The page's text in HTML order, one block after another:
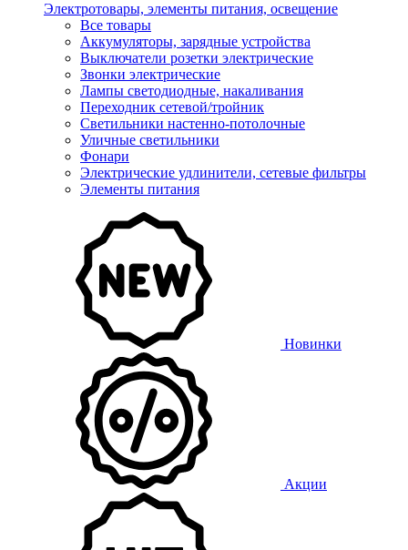
Электротовары, элементы питания, освещение
Все товары
Аккумуляторы, зарядные устройства
Выключатели розетки электрические
Звонки электрические
Лампы светодиодные, накаливания
Переходник сетевой/тройник
Светильники настенно-потолочные
Уличные светильники
Фонари
Электрические удлинители, сетевые фильтры
Элементы питания
Новинки
Акции